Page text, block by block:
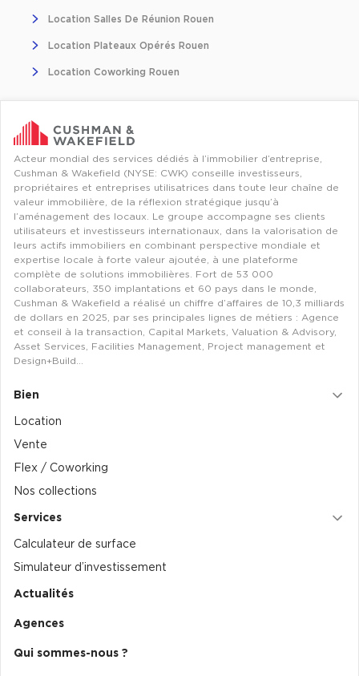
Location de plateformes Logistique à Amiens
Location de plateformes Logistique à Marseille
Location de plateformes Logistique à Le Havre
Achat de plateformes Logistique
Achat de plateformes Logistique en Bretagne
Achat de plateformes Logistique à Lyon
Achat de plateformes Logistique à Marseille
Achat de plateformes Logistique à Dijon
Collections de Logistique
Location de Commerces
Location de Commerces à Reims
Location Salles De Réunion Rouen
Location Plateaux Opérés Rouen
Location Coworking Rouen
Acteur mondial des services dédiés à l’immobilier d’entreprise,
Cushman & Wakefield (NYSE: CWK) conseille investisseurs,
propriétaires et entreprises utilisatrices dans toute leur chaîne de
valeur immobilière, de la réflexion stratégique jusqu’à
l’aménagement des locaux. Le groupe accompagne ses clients
utilisateurs et investisseurs internationaux, dans la valorisation de
leurs actifs immobiliers en combinant perspective mondiale et
expertise locale à forte valeur ajoutée, à une plateforme
complète de solutions immobilières. Fort de 53 000
collaborateurs, 350 implantations et 60 pays dans le monde,
Cushman & Wakefield a réalisé un chiffre d’affaires de 10,3 milliards
de dollars en 2025, par ses principales lignes de métiers : Agence
et conseil à la transaction, Capital Markets, Valuation & Advisory,
Asset Services, Facilities Management, Project management et
Design+Build…
Bien
Location
Vente
Flex / Coworking
Nos collections
Services
Calculateur de surface
Simulateur d’investissement
Actualités
Agences
Qui sommes-nous ?